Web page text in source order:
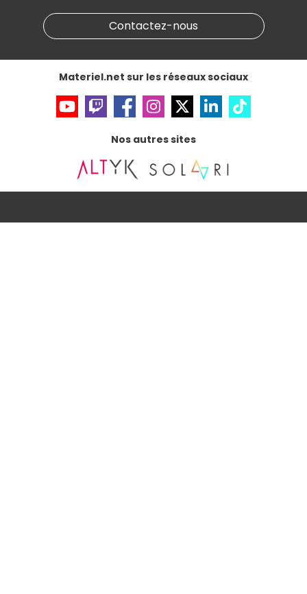
Informations légales
Données personnelles
Accessibilité : non conforme
Contactez-nous
Materiel.net sur les réseaux sociaux
Nos autres sites